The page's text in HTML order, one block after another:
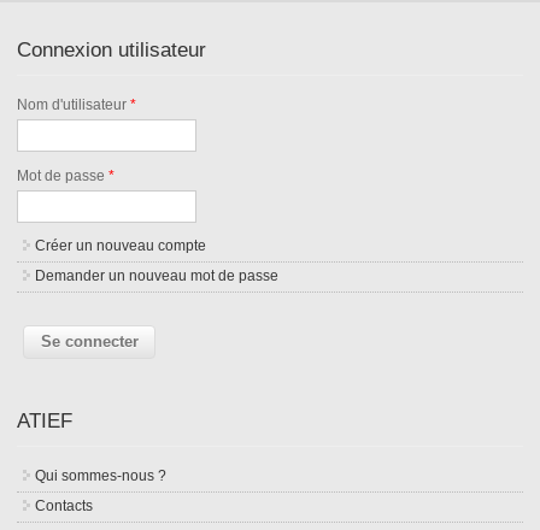
Connexion utilisateur
Nom d'utilisateur*
Mot de passe*
Créer un nouveau compte
Demander un nouveau mot de passe
ATIEF
Qui sommes-nous ?
Contacts